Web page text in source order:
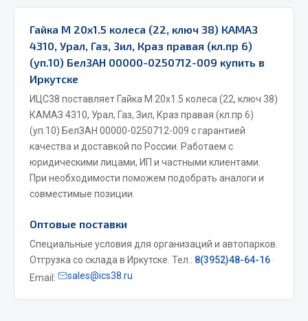
Запчасти Урал
Двигатель
Мост задний
Система питания
Система выпуска газа
Система охлаждения
Сцепление
Тормозная система
Показать ещё
Весь раздел
Запчасти ЯМЗ
Гайка М 20х1.5 колеса (22, ключ 38) КАМАЗ
4310, Урал, Газ, Зил, Краз правая (кл.пр 6)
(уп.10) БелЗАН 00000-0250712-009 купить в
Иркутске
ИЦС38 поставляет Гайка М 20х1.5 колеса (22, ключ 38)
КАМАЗ 4310, Урал, Газ, Зил, Краз правая (кл.пр 6)
(уп.10) БелЗАН 00000-0250712-009 с гарантией
качества и доставкой по России. Работаем с
юридическими лицами, ИП и частными клиентами.
При необходимости поможем подобрать аналоги и
совместимые позиции.
Оптовые поставки
Специальные условия для организаций и автопарков.
Отгрузка со склада в Иркутске. Тел.: 8(3952)48-64-16 ·
Email:
sales@ics38.ru